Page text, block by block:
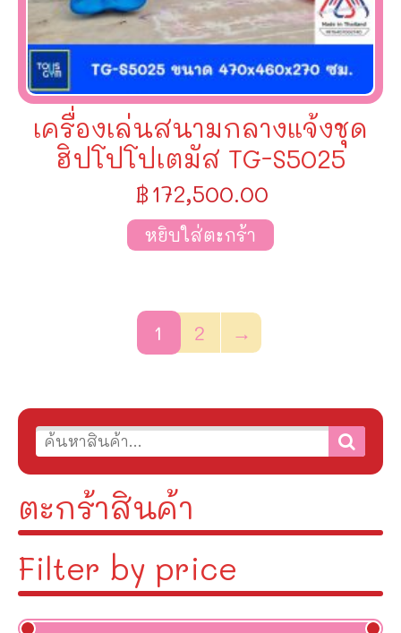
ตะกร้าสินค้า
Filter by price
เครื่องเล่นสนามกลางแจ้งชุด
ฮิปโปโปเตมัส TG-S5025
฿172,500.00
หยิบใส่ตะกร้า
1 2 →